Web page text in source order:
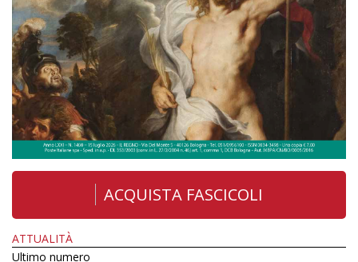
ACQUISTA FASCICOLI
ATTUALITÀ
Ultimo numero